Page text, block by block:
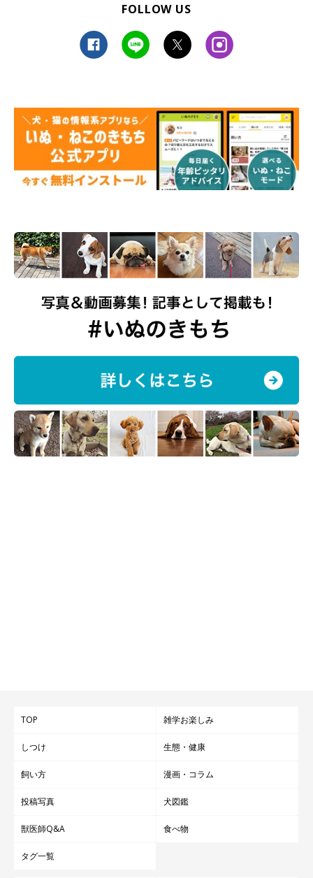
FOLLOW US
TOP 雑学お楽しみ
しつけ 生態・健康
飼い方 漫画・コラム
投稿写真 犬図鑑
獣医師Q&A 食べ物
タグ一覧